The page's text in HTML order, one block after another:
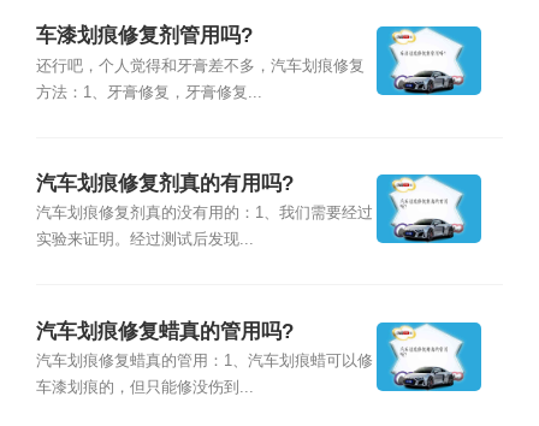
车漆划痕修复剂管用吗?
还行吧，个人觉得和牙膏差不多，汽车划痕修复
方法：1、牙膏修复，牙膏修复...
汽车划痕修复剂真的有用吗?
汽车划痕修复剂真的没有用的：1、我们需要经过
实验来证明。经过测试后发现...
汽车划痕修复蜡真的管用吗?
汽车划痕修复蜡真的管用：1、汽车划痕蜡可以修
车漆划痕的，但只能修没伤到...